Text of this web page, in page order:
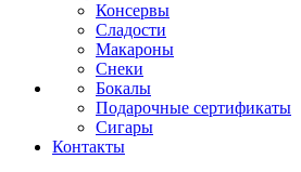
Консервы
Сладости
Макароны
Снеки
Бокалы
Подарочные сертификаты
Сигары
Контакты